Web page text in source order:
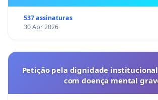
537 assinaturas
30 Apr 2026
Petição pela dignidade institucional
com doença mental